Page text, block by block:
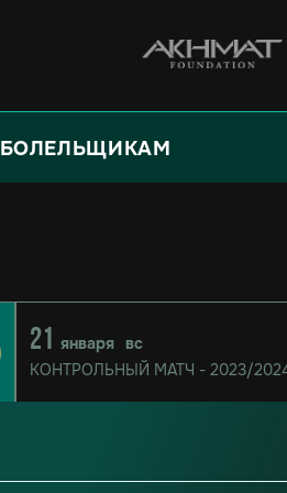
БОЛЕЛЬЩИКАМ
21 января вс
КОНТРОЛЬНЫЙ МАТЧ - 2023/